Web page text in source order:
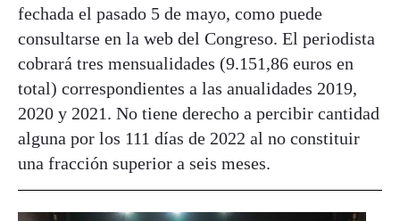
fechada el pasado 5 de mayo, como puede
consultarse en la web del Congreso. El periodista
cobrará tres mensualidades (9.151,86 euros en
total) correspondientes a las anualidades 2019,
2020 y 2021. No tiene derecho a percibir cantidad
alguna por los 111 días de 2022 al no constituir
una fracción superior a seis meses.